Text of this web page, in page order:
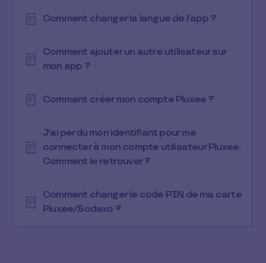
Comment changer la langue de l’app ?
Comment ajouter un autre utilisateur sur
mon app ?
Comment créer mon compte Pluxee ?
J'ai perdu mon identifiant pour me
connecter à mon compte utilisateur Pluxee.
Comment le retrouver ?
Comment changer le code PIN de ma carte
Pluxee/Sodexo ?